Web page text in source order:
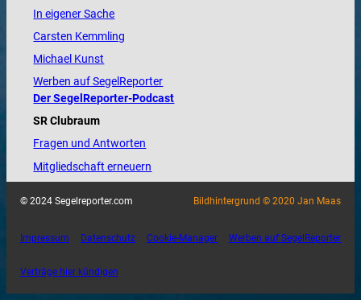
In eigener Sache
Carsten Kemmling
Michael Kunst
Werben auf SegelReporter
Der SegelReporter-Podcast
SR Clubraum
Fragen und Antworten
Mitgliedschaft erneuern
© 2024 Segelreporter.com Bildhintergrund © 2020 Jan Maas
Impressum Datenschutz Cookie-Manager Werben auf SegelReporter
Verträge hier kündigen